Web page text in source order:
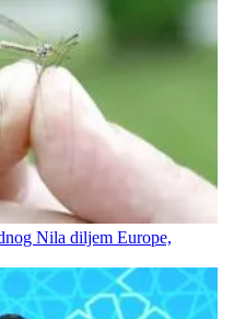
Nila diljem Europe,